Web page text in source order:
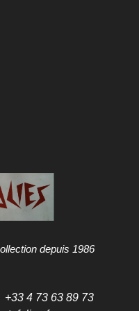
depuis 1986
+33 4 73 63 89 73